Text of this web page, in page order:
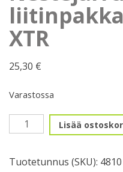
XTR
25,30 €
Varastossa
Nestejarrun
liitinpakkaus
XTR
Lisää
Tuotetunnus (SKU): 4810